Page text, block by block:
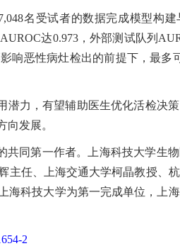
名受试者的数据完成模型构建
达0.973，外部测试队列
响恶性病灶检出的前提下，最多
潜力，有望辅助医生优化活检决
发展。
共同第一作者。上海科技大学生
主任、上海交通大学柯晶教授、
海科技大学为第一完成单位，上
2